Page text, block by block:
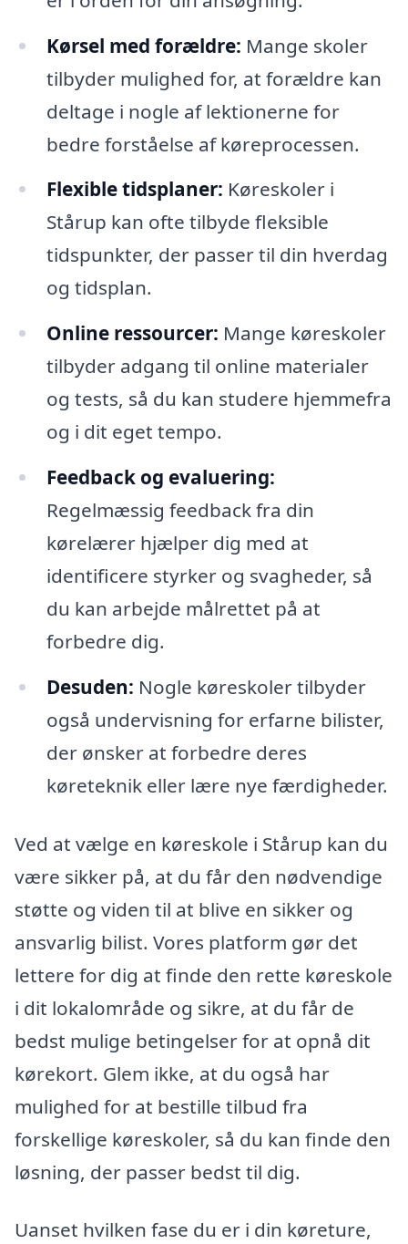
Kørsel med forældre: Mange skoler
tilbyder mulighed for, at forældre kan
deltage i nogle af lektionerne for
bedre forståelse af køreprocessen.
Flexible tidsplaner: Køreskoler i
Stårup kan ofte tilbyde fleksible
tidspunkter, der passer til din hverdag
og tidsplan.
Online ressourcer: Mange køreskoler
tilbyder adgang til online materialer
og tests, så du kan studere hjemmefra
og i dit eget tempo.
Feedback og evaluering:
Regelmæssig feedback fra din
kørelærer hjælper dig med at
identificere styrker og svagheder, så
du kan arbejde målrettet på at
forbedre dig.
Desuden: Nogle køreskoler tilbyder
også undervisning for erfarne bilister,
der ønsker at forbedre deres
køreteknik eller lære nye færdigheder.
Ved at vælge en køreskole i Stårup kan du
være sikker på, at du får den nødvendige
støtte og viden til at blive en sikker og
ansvarlig bilist. Vores platform gør det
lettere for dig at finde den rette køreskole
i dit lokalområde og sikre, at du får de
bedst mulige betingelser for at opnå dit
kørekort. Glem ikke, at du også har
mulighed for at bestille tilbud fra
forskellige køreskoler, så du kan finde den
løsning, der passer bedst til dig.
Uanset hvilken fase du er i din køreture,